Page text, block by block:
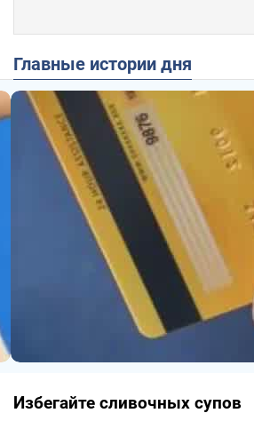
Главные истории дня
Избегайте сливочных супов